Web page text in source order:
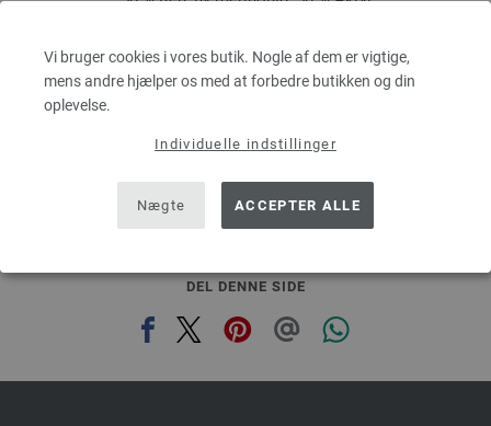
Vi bruger cookies i vores butik. Nogle af dem er vigtige,
mens andre hjælper os med at forbedre butikken og din
oplevelse.
Individuelle indstillinger
Nægte ACCEPTER ALLE
Pinde-/nåletykkelse: 7 - 8
29,41 dkr
eks. moms, med tillæg af forsendelsesomkostninger, Basispris:588,20 dkr
prev next
DEL DENNE SIDE